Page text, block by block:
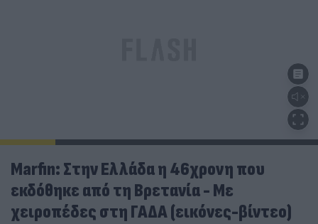
Marfin: Στην Ελλάδα η 46χρονη που
εκδόθηκε από τη Βρετανία - Με
χειροπέδες στη ΓΑΔΑ (εικόνες-βίντεο)